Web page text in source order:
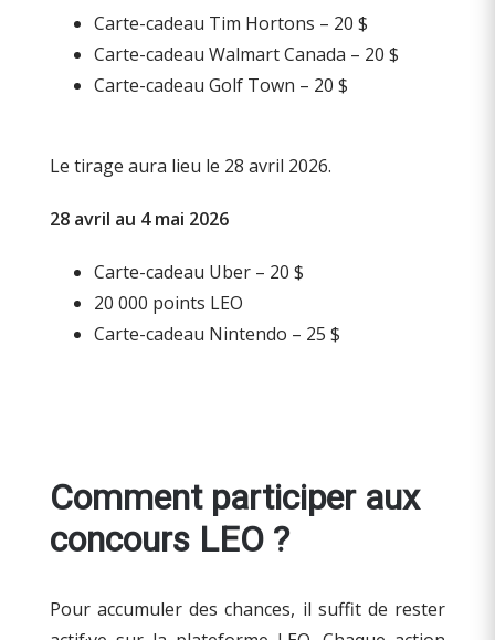
Carte-cadeau Tim Hortons – 20 $
Carte-cadeau Walmart Canada – 20 $
Carte-cadeau Golf Town – 20 $
Le tirage aura lieu le 28 avril 2026.
28 avril au 4 mai 2026
Carte-cadeau Uber – 20 $
20 000 points LEO
Carte-cadeau Nintendo – 25 $
Comment participer aux
concours LEO ?
Pour accumuler des chances, il suffit de rester